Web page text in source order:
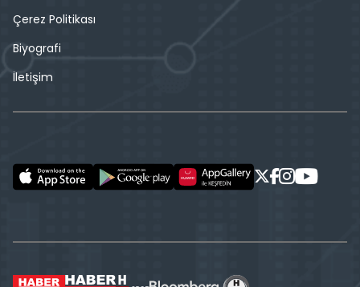
Çerez Politikası
Biyografi
İletişim